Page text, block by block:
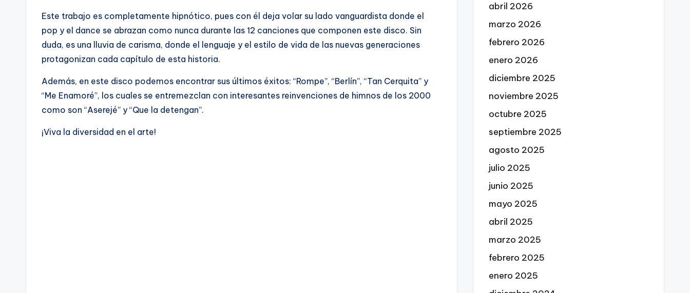
Este trabajo es completamente hipnótico, pues con él deja volar su lado vanguardista donde el
pop y el dance se abrazan como nunca durante las 12 canciones que componen este disco. Sin
duda, es una lluvia de carisma, donde el lenguaje y el estilo de vida de las nuevas generaciones
protagonizan cada capítulo de esta historia.
Además, en este disco podemos encontrar sus últimos éxitos: “Rompe”, “Berlín”, “Tan Cerquita” y
“Me Enamoré”, los cuales se entremezclan con interesantes reinvenciones de himnos de los 2000
como son “Aserejé” y “Que la detengan”.
¡Viva la diversidad en el arte!
abril 2026
marzo 2026
febrero 2026
enero 2026
diciembre 2025
noviembre 2025
octubre 2025
septiembre 2025
agosto 2025
julio 2025
junio 2025
mayo 2025
abril 2025
marzo 2025
febrero 2025
enero 2025